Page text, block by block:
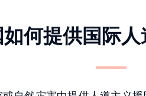
何提供国际人